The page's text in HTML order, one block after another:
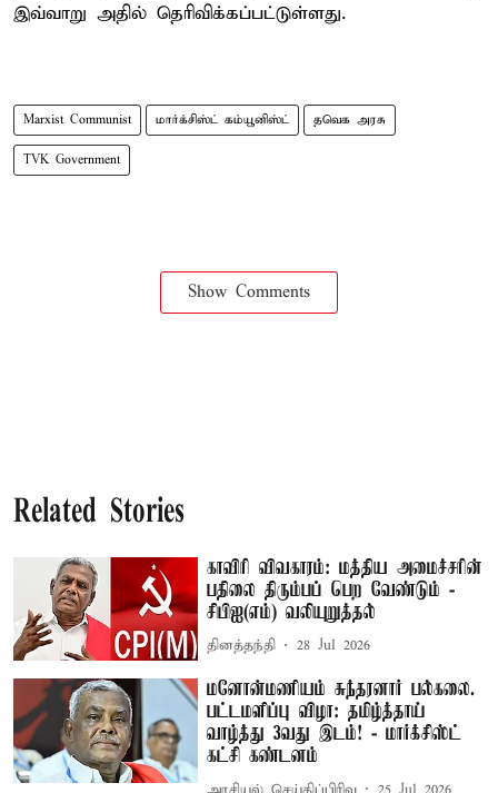
இவ்வாறு அதில் தெரிவிக்கப்பட்டுள்ளது.
Marxist Communist மார்க்சிஸ்ட் கம்யூனிஸ்ட் தவெக அரசு
TVK Government
Show Comments
Related Stories
காவிரி விவகாரம்: மத்திய அமைச்சரின்
பதிலை திரும்பப் பெற வேண்டும் -
சிபிஐ(எம்) வலியுறுத்தல்
தினத்தந்தி 28 Jul 2026
மனோன்மணியம் சுந்தரனார் பல்கலை.
பட்டமளிப்பு விழா: தமிழ்த்தாய்
வாழ்த்து 3வது இடம்! - மார்க்சிஸ்ட்
கட்சி கண்டனம்